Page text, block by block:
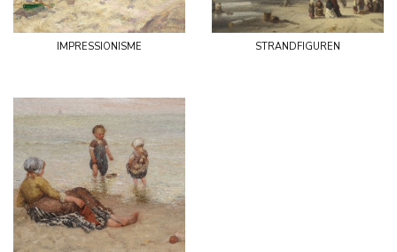
impressionisme strandfiguren